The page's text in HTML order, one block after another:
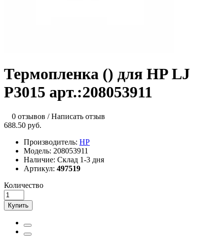
Термопленка () для HP LJ
P3015 арт.:208053911
0 отзывов /Написать отзыв
688.50 руб.
Производитель: HP
Модель: 208053911
Наличие: Склад 1-3 дня
Артикул: 497519
Количество
Купить